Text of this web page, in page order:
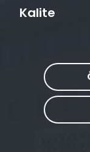
Kalite